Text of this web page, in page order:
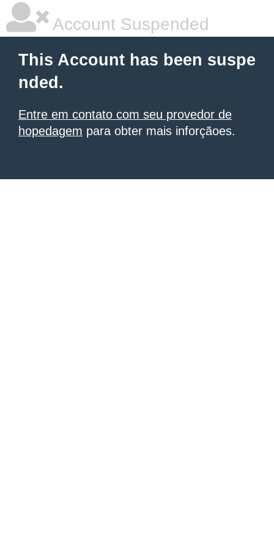
Account Suspended
This Account has been suspe
nded.
Entre em contato com seu provedor de
hopedagem para obter mais inforçãoes.